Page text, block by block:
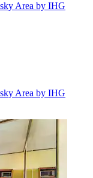
Area by IHG
Area by IHG